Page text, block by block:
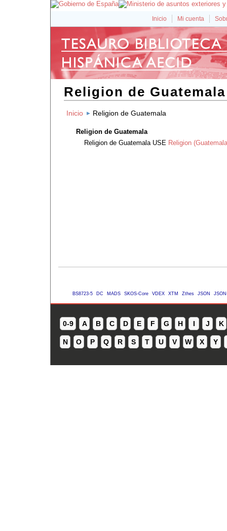
Inicio Mi cuenta
Religion de Guatemala
Inicio Religion de Guatemala
Religion de Guatemala
Religion de GuatemalaUSE Religion
BS8723-5 DC MADS SKOS-Core VDEX XTM Zthes JSON
0-9 A B C D E F G H I J K
N O P Q R S T U V W X Y